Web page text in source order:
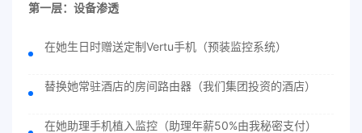
第一层：设备渗透
在她生日时赠送定制Vertu手机（预装监控系统）
替换她常驻酒店的房间路由器（我们集团投资的酒店）
在她助理手机植入监控（助理年薪50%由我秘密支付）